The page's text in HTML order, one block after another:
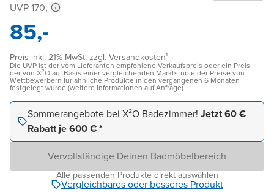
UVP 170,-
85,-
Preis inkl. 21% MwSt. zzgl. Versandkosten¹
Die UVP ist der vom Lieferanten empfohlene Verkaufspreis oder ein Preis,
der von X²O auf Basis einer vergleichenden Marktstudie der Preise von
Wettbewerbern für ähnliche Produkte in den vergangenen 6 Monaten
festgelegt wurde (weitere Informationen auf Anfrage)
Sommerangebote bei X²O Badezimmer! Jetzt 60 €
Rabatt je 600 € *
Vervollständige Deinen Badmöbelbereich
Alle passenden Produkte direkt auswählen
Vergleichbares oder besseres Produkt